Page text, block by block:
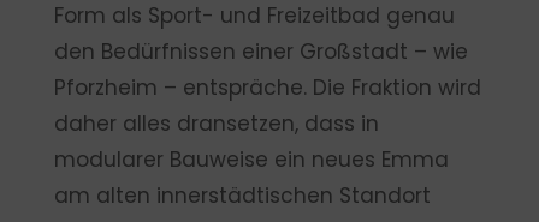
Form als Sport- und Freizeitbad genau
den Bedürfnissen einer Großstadt – wie
Pforzheim – entspräche. Die Fraktion wird
daher alles dransetzen, dass in
modularer Bauweise ein neues Emma
am alten innerstädtischen Standort